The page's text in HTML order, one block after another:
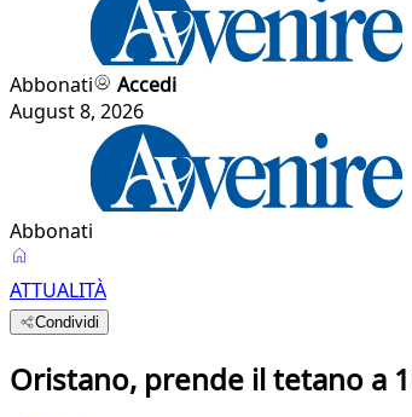
Abbonati
Accedi
August 8, 2026
Abbonati
ATTUALITÀ
Condividi
Oristano, prende il tetano a